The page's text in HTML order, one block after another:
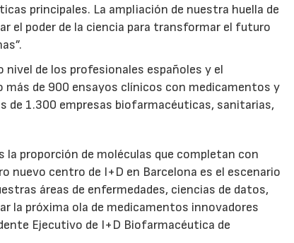
principales. La ampliación de nuestra huella de
el poder de la ciencia para transformar el futuro
de los profesionales españoles y el
más de 900 ensayos clínicos con medicamentos y
de 1.300 empresas biofarmacéuticas, sanitarias,
la proporción de moléculas que completan con
nuevo centro de I+D en Barcelona es el escenario
áreas de enfermedades, ciencias de datos,
la próxima ola de medicamentos innovadores
Ejecutivo de I+D Biofarmacéutica de